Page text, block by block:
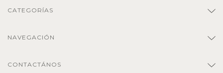
CATEGORÍAS
NAVEGACIÓN
CONTACTÁNOS